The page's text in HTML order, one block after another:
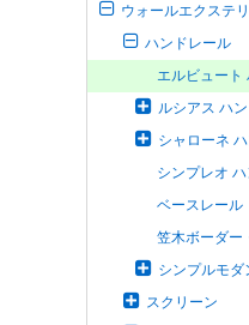
ウォールエクステ
ハンドレール
エルビュート
ルシアス ハ
シャローネ
シンプレオ
ベースレール
笠木ボーダー
シンプルモ
スクリーン